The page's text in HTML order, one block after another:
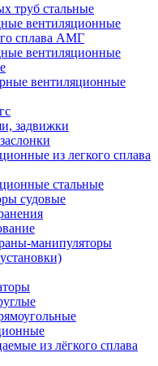
труб стальные
вентиляционные
сплава АМГ
вентиляционные
вентиляционные
задвижки
из легкого сплава
стальные
судовые
манипуляторы
из лёгкого сплава